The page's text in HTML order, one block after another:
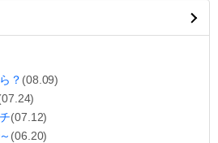
？ (08.09)
(07.12)
(06.20)